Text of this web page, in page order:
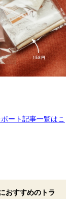
ート記事一覧はこ
おすすめのトラ